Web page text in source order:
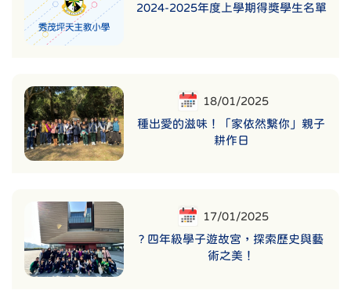
2024-2025年度上學期得獎學生名單
18/01/2025
種出愛的滋味！「家依然繫你」親子
耕作日
17/01/2025
?️ 四年級學子遊故宮，探索歷史與藝
術之美！